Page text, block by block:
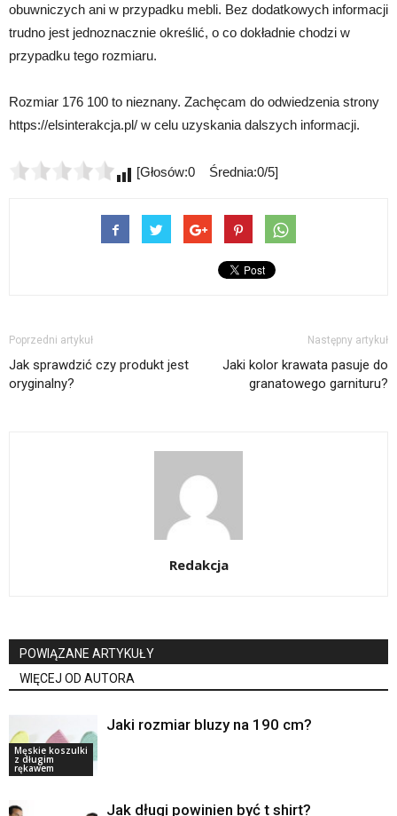
obuwniczych ani w przypadku mebli. Bez dodatkowych informacji
trudno jest jednoznacznie określić, o co dokładnie chodzi w
przypadku tego rozmiaru.
Rozmiar 176 100 to nieznany. Zachęcam do odwiedzenia strony
https://elsinterakcja.pl/ w celu uzyskania dalszych informacji.
[Głosów:0 Średnia:0/5]
Poprzedni artykuł
Jak sprawdzić czy produkt jest
oryginalny?
Następny artykuł
Jaki kolor krawata pasuje do
granatowego garnituru?
Redakcja
POWIĄZANE ARTYKUŁY
WIĘCEJ OD AUTORA
Męskie koszulki
z długim
rękawem
Jaki rozmiar bluzy na 190 cm?
Jak długi powinien być t shirt?